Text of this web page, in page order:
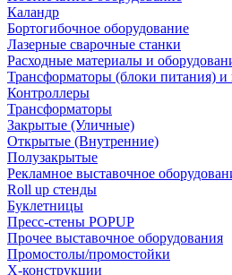
Каландр
Бортогибочное оборудование
Лазерные сварочные станки
Расходные материалы и
Трансформаторы (блоки питания) и
Контроллеры
Трансформаторы
Закрытые (Уличные)
Открытые (Внутренние)
Полузакрытые
Рекламное выставочное
Roll up стенды
Буклетницы
Пресс-стены POPUP
Прочее выставочное оборудования
Промостолы/промостойки
Х-конструкции